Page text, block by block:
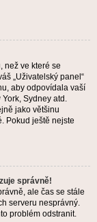
než ve které se
„Uživatelský panel“
aby odpovídala vaší
Sydney atd.
jako většinu
Pokud ještě nejste
správně!
ale čas se stále
serveru nesprávný.
problém odstranit.